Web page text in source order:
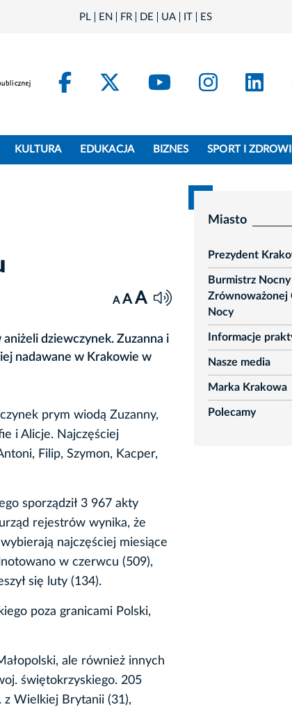
PL EN FR DE UA IT ES
FacebookKraków - X
Kraków -Kraków
KULTURA EDUKACJA BIZNES SPORT I
A A A
dziewczynek. Zuzanna i
nadawane w Krakowie w
prym wiodą Zuzanny,
i Alicje. Najczęściej
Filip, Szymon, Kacper,
sporządził 3 967 akty
rejestrów wynika, że
najczęściej miesiące
w czerwcu (509),
się luty (134).
poza granicami Polski,
ale również innych
świętokrzyskiego. 205
z Wielkiej Brytanii (31),
Miasto
Prezydent
rozwiń
Burmistrz
Zrównoważonej
Nocy
rozwiń
Informacje
rozwiń
Nasze media
rozwiń
Marka Krakowa
Polecamy
rozwiń